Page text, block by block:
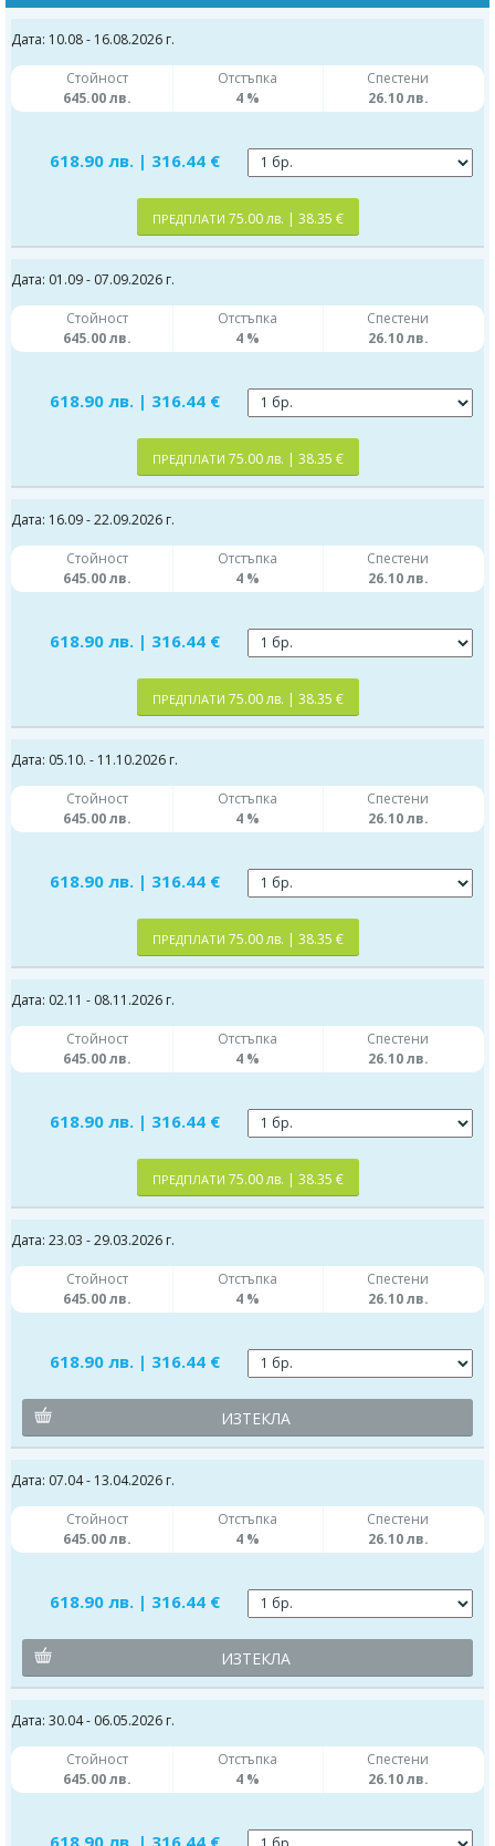
Дата: 10.08 - 16.08.2026 г.
Стойност
645.00 лв.
Отстъпка
4 %
Спестени
26.10 лв.
618.90 лв. | 316.44 €
ПРЕДПЛАТИ 75.00 лв. | 38.35 €
Дата: 01.09 - 07.09.2026 г.
Стойност
645.00 лв.
Отстъпка
4 %
Спестени
26.10 лв.
618.90 лв. | 316.44 €
ПРЕДПЛАТИ 75.00 лв. | 38.35 €
Дата: 16.09 - 22.09.2026 г.
Стойност
645.00 лв.
Отстъпка
4 %
Спестени
26.10 лв.
618.90 лв. | 316.44 €
ПРЕДПЛАТИ 75.00 лв. | 38.35 €
Дата: 05.10. - 11.10.2026 г.
Стойност
645.00 лв.
Отстъпка
4 %
Спестени
26.10 лв.
618.90 лв. | 316.44 €
ПРЕДПЛАТИ 75.00 лв. | 38.35 €
Дата: 02.11 - 08.11.2026 г.
Стойност
645.00 лв.
Отстъпка
4 %
Спестени
26.10 лв.
618.90 лв. | 316.44 €
ПРЕДПЛАТИ 75.00 лв. | 38.35 €
Дата: 23.03 - 29.03.2026 г.
Стойност
645.00 лв.
Отстъпка
4 %
Спестени
26.10 лв.
618.90 лв. | 316.44 €
ИЗТЕКЛА
Дата: 07.04 - 13.04.2026 г.
Стойност
645.00 лв.
Отстъпка
4 %
Спестени
26.10 лв.
618.90 лв. | 316.44 €
ИЗТЕКЛА
Дата: 30.04 - 06.05.2026 г.
Стойност
645.00 лв.
Отстъпка
4 %
Спестени
26.10 лв.
618.90 лв. | 316.44 €